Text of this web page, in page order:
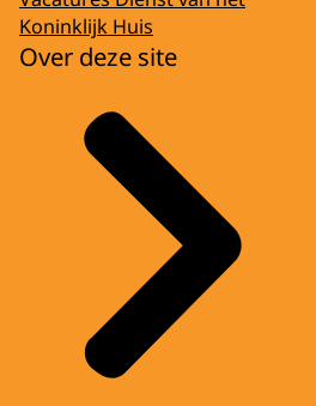
Koninklijk Huis
Over deze site